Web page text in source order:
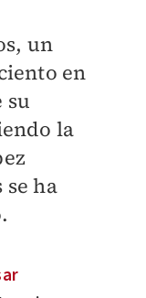
un
en
su
la
se ha